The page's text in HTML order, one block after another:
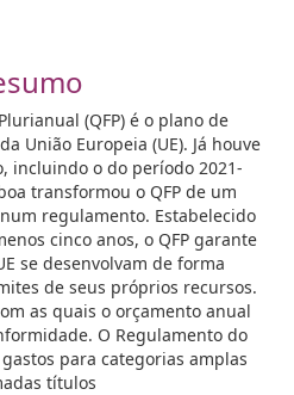
(QFP) é o plano de
União Europeia (UE). Já houve
incluindo o do período 2021-
transformou o QFP de um
regulamento. Estabelecido
cinco anos, o QFP garante
se desenvolvam de forma
de seus próprios recursos.
as quais o orçamento anual
O Regulamento do
para categorias amplas
títulos